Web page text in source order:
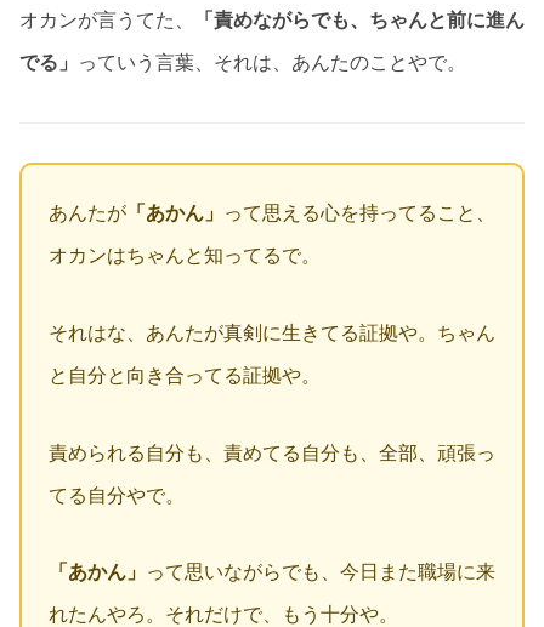
オカンが言うてた、 「責めながらでも、ちゃんと前に進ん
でる」 っていう言葉、それは、あんたのことやで。
あんたが「あかん」 って思える心を持ってること、
オカンはちゃんと知ってるで。
それはな、あんたが真剣に生きてる証拠や。ちゃん
と自分と向き合ってる証拠や。
責められる自分も、責めてる自分も、全部、頑張っ
てる自分やで。
「あかん」 って思いながらでも、今日また職場に来
れたんやろ。それだけで、もう十分や。